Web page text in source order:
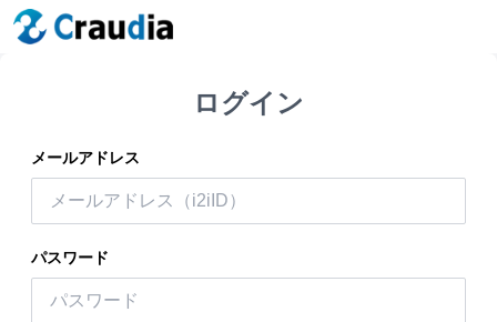
ログイン
メールアドレス
パスワード